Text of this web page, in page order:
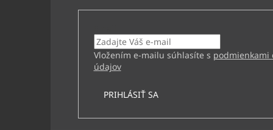
Vložením e-mailu súhlasíte s podmienkami
údajov
PRIHLÁSIŤ SA